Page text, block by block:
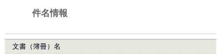
件名情報
文書（簿冊）名